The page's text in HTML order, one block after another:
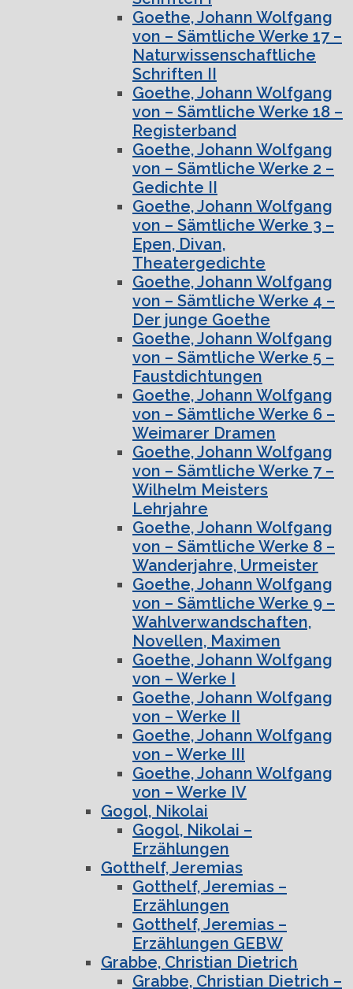
Goethe, Johann Wolfgang
von – Sämtliche Werke 17 –
Naturwissenschaftliche
Schriften II
Goethe, Johann Wolfgang
von – Sämtliche Werke 18 –
Registerband
Goethe, Johann Wolfgang
von – Sämtliche Werke 2 –
Gedichte II
Goethe, Johann Wolfgang
von – Sämtliche Werke 3 –
Epen, Divan,
Theatergedichte
Goethe, Johann Wolfgang
von – Sämtliche Werke 4 –
Der junge Goethe
Goethe, Johann Wolfgang
von – Sämtliche Werke 5 –
Faustdichtungen
Goethe, Johann Wolfgang
von – Sämtliche Werke 6 –
Weimarer Dramen
Goethe, Johann Wolfgang
von – Sämtliche Werke 7 –
Wilhelm Meisters
Lehrjahre
Goethe, Johann Wolfgang
von – Sämtliche Werke 8 –
Wanderjahre, Urmeister
Goethe, Johann Wolfgang
von – Sämtliche Werke 9 –
Wahlverwandschaften,
Novellen, Maximen
Goethe, Johann Wolfgang
von – Werke I
Goethe, Johann Wolfgang
von – Werke II
Goethe, Johann Wolfgang
von – Werke III
Goethe, Johann Wolfgang
von – Werke IV
Gogol, Nikolai
Gogol, Nikolai –
Erzählungen
Gotthelf, Jeremias
Gotthelf, Jeremias –
Erzählungen
Gotthelf, Jeremias –
Erzählungen GEBW
Grabbe, Christian Dietrich
Grabbe, Christian Dietrich –